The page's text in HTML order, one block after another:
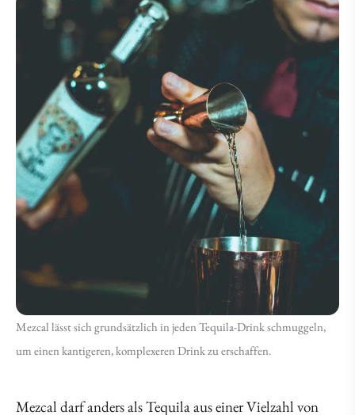
Mezcal lässt sich grundsätzlich in jeden Tequila-Drink schmuggeln,
um einen kantigeren, komplexeren Drink zu erschaffen.
Mezcal darf anders als Tequila aus einer Vielzahl von